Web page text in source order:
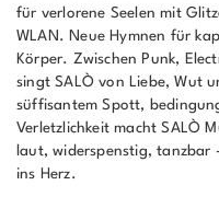
für verlorene Seelen mit
WLAN. Neue Hymnen für
Körper. Zwischen Punk,
singt SALÒ von Liebe, Wut
süffisantem Spott,
Verletzlichkeit macht SALÒ
laut, widerspenstig,
ins Herz.